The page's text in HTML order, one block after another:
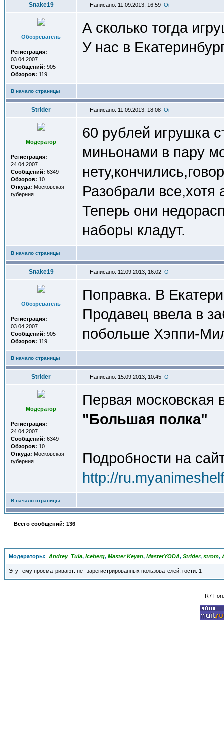
Snake19 Написано: 11.09.2013, 16:59
Обозреватель
Регистрация:
03.04.2007
Сообщений: 905
Обзоров: 119
А сколько тогда
У нас в
В начало страницы
Strider Написано: 11.09.2013, 18:08
Модератор
Регистрация:
24.04.2007
Сообщений: 6349
Обзоров: 10
Откуда: Московская
губерния
60 рублей игрушка
миньонами в пару
Разобрали все,хотя
Теперь они
наборы кладут.
В начало страницы
Snake19 Написано: 12.09.2013, 16:02
Обозреватель
Регистрация:
03.04.2007
Сообщений: 905
Обзоров: 119
Поправка. В
Продавец ввела в
побольше Хэппи-
В начало страницы
Strider Написано: 15.09.2013, 10:45
Модератор
Регистрация:
24.04.2007
Сообщений: 6349
Обзоров: 10
Откуда: Московская
губерния
Первая московская
"Большая полка"
Подробности на
http://
В начало страницы
Всего сообщений: 136
Модераторы: Andrey_Tula, Iceberg, Master Keyan, MasterYODA, Strider, strom,
Эту тему просматривают: нет зарегистрированных пользователей, гости: 1
R7